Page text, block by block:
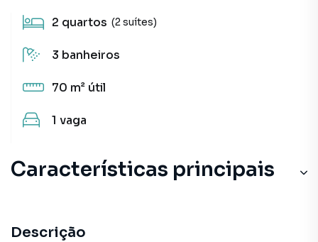
2 quartos (2 suítes)
3 banheiros
70 m² útil
1 vaga
Características principais
Descrição